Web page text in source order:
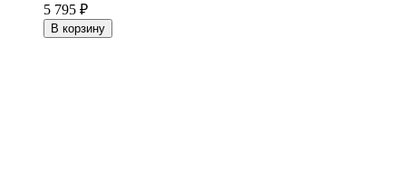
5 795 ₽
В корзину